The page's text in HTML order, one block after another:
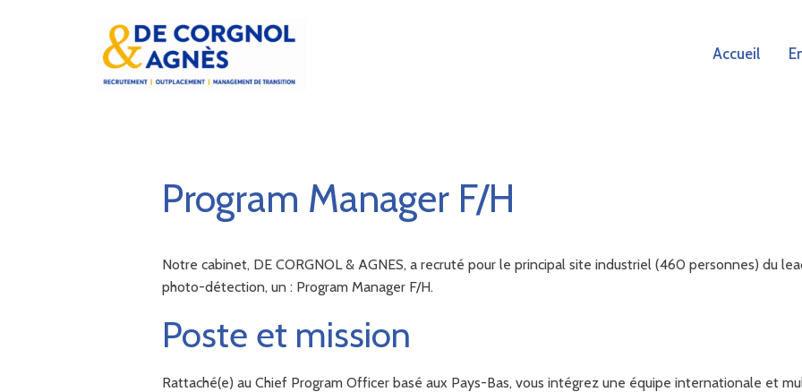
Accueil
Program Manager F/H
Notre cabinet, DE CORGNOL & AGNES, a recruté pour le principal site industriel (460 personnes) du
photo-détection, un : Program Manager F/H.
Poste et mission
Rattaché(e) au Chief Program Officer basé aux Pays-Bas, vous intégrez une équipe internationale et